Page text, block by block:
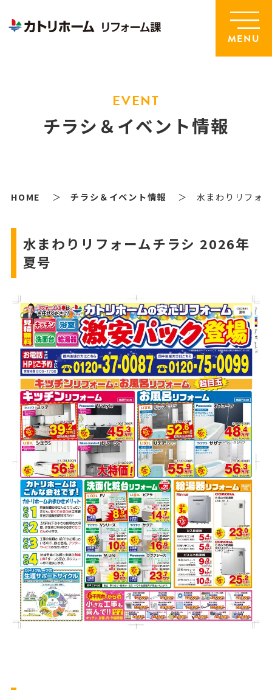
MENU
EVENT
チラシ＆イベント情報
HOME チラシ＆イベント情報 水まわりリフォ
水まわりリフォームチラシ 2026年
夏号